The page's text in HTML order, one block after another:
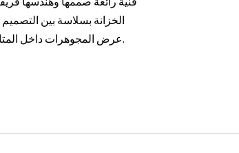
فنية رائعة صممها وهندسها
الخزانة بسلاسة بين التصميم
عرض المجوهرات داخل المتاجر، وتجعل قطع مجوهراتكم المميزة محط أنظار جميع العملاء.